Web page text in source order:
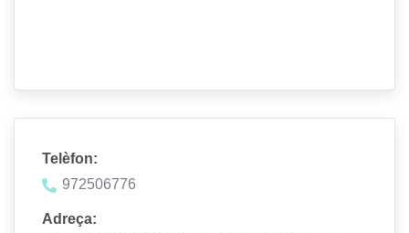
Telèfon:
972506776
Adreça: